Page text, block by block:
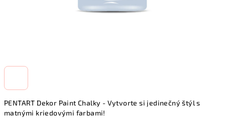
PENTART Dekor Paint Chalky - Vytvorte si jedinečný štýl s
matnými kriedovými farbami!